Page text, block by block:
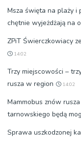
Msza święta na plaży i
chętnie wyjeżdżają na
ZPiT Świerczkowiacy
14:02
Trzy miejscowości –
rusza w region
14:02
Mammobus znów
tarnowskiego będą
Sprawa uszkodzonej